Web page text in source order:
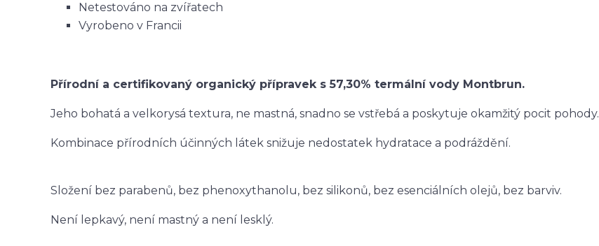
Netestováno na zvířatech
Vyrobeno v Francii
Přírodní a certifikovaný organický přípravek s 57,30% termální vody Montbrun.
Jeho bohatá a velkorysá textura, ne mastná, snadno se vstřebá a poskytuje okamžitý pocit pohody.
Kombinace přírodních účinných látek snižuje nedostatek hydratace a podráždění.
Složení bez parabenů, bez phenoxythanolu, bez silikonů, bez esenciálních olejů, bez barviv.
Není lepkavý, není mastný a není lesklý.